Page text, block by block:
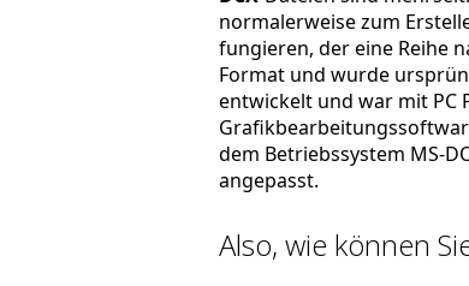
normalerweise zum
fungieren, der eine Reihe
Format und wurde
entwickelt und war mit PC
dem Betriebssystem MS-
angepasst.
Also, wie können